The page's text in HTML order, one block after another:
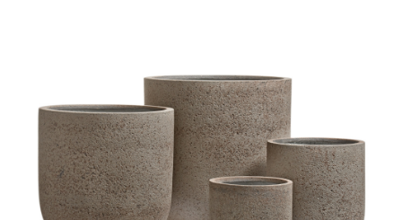
Дизайнерские композиции 17
Цветы 123
Товары с 3D-моделями 499
Готовые решения от Treez 146
Алфавитный указатель